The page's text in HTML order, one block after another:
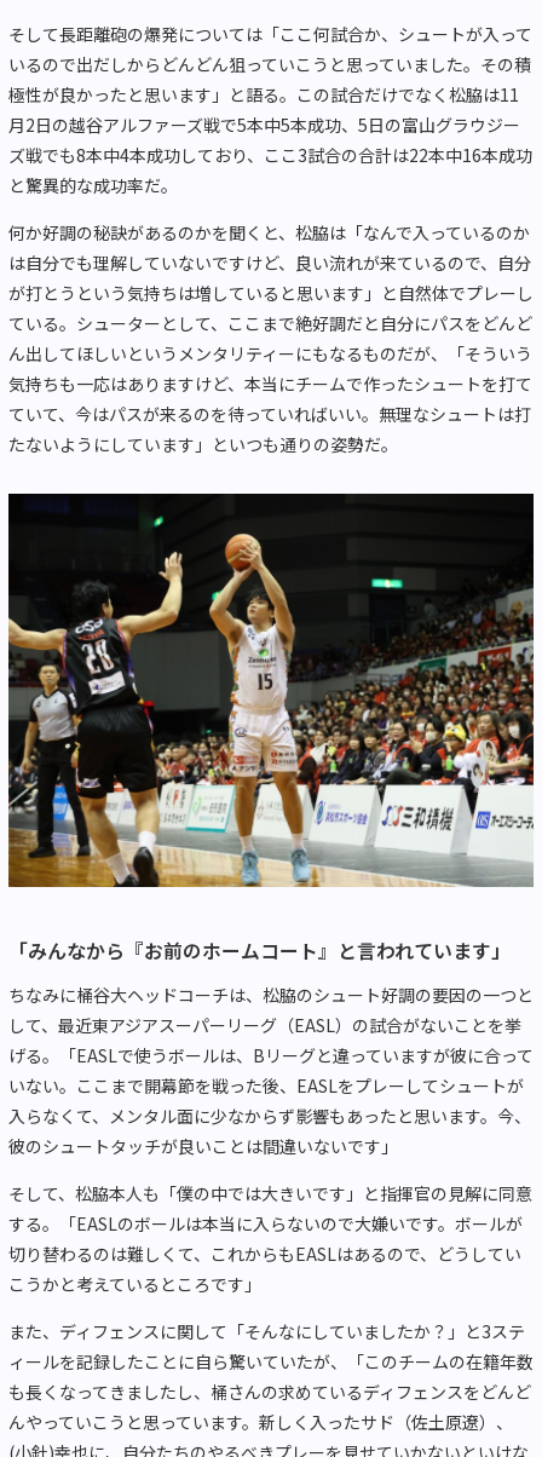
そして長距離砲の爆発については「ここ何試合か、シュートが入って
いるので出だしからどんどん狙っていこうと思っていました。その積
極性が良かったと思います」と語る。この試合だけでなく松脇は11
月2日の越谷アルファーズ戦で5本中5本成功、5日の富山グラウジー
ズ戦でも8本中4本成功しており、ここ3試合の合計は22本中16本成功
と驚異的な成功率だ。
何か好調の秘訣があるのかを聞くと、松脇は「なんで入っているのか
は自分でも理解していないですけど、良い流れが来ているので、自分
が打とうという気持ちは増していると思います」と自然体でプレーし
ている。シューターとして、ここまで絶好調だと自分にパスをどんど
ん出してほしいというメンタリティーにもなるものだが、「そういう
気持ちも一応はありますけど、本当にチームで作ったシュートを打て
ていて、今はパスが来るのを待っていればいい。無理なシュートは打
たないようにしています」といつも通りの姿勢だ。
「みんなから『お前のホームコート』と言われています」
ちなみに桶谷大ヘッドコーチは、松脇のシュート好調の要因の一つと
して、最近東アジアスーパーリーグ（EASL）の試合がないことを挙
げる。「EASLで使うボールは、Bリーグと違っていますが彼に合って
いない。ここまで開幕節を戦った後、EASLをプレーしてシュートが
入らなくて、メンタル面に少なからず影響もあったと思います。今、
彼のシュートタッチが良いことは間違いないです」
そして、松脇本人も「僕の中では大きいです」と指揮官の見解に同意
する。「EASLのボールは本当に入らないので大嫌いです。ボールが
切り替わるのは難しくて、これからもEASLはあるので、どうしてい
こうかと考えているところです」
また、ディフェンスに関して「そんなにしていましたか？」と3ステ
ィールを記録したことに自ら驚いていたが、「このチームの在籍年数
も長くなってきましたし、桶さんの求めているディフェンスをどんど
んやっていこうと思っています。新しく入ったサド（佐土原遼）、